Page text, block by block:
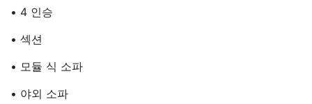
• 4 인승
• 섹션
• 모듈 식 소파
• 야외 소파